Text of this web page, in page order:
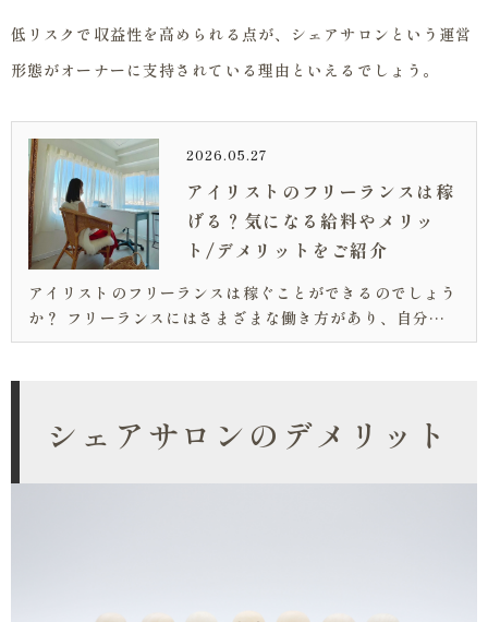
低リスクで収益性を高められる点が、シェアサロンという運営
形態がオーナーに支持されている理由といえるでしょう。
2026.05.27
アイリストのフリーランスは稼
げる？気になる給料やメリッ
ト/デメリットをご紹介
アイリストのフリーランスは稼ぐことができるのでしょう
か？ フリーランスにはさまざまな働き方があり、自分に
合ったものを選ばなければ、収入も変わってしまうので
シェアサロンのデメリット